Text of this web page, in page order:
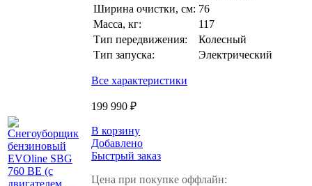
Ширина очистки, см: 76
Масса, кг:
117
Тип передвижения:
Колесный
Тип запуска:
Электрический
Все характеристики
199 990 ₽
В корзину
Добавлено
Быстрый заказ
Цена при покупке оффлайн: